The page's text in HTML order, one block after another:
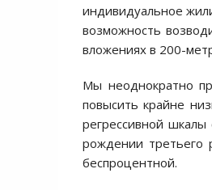
индивидуальное
возможность
вложениях в 200-
Мы неоднократно
повысить крайне
регрессивной
рождении третьего
беспроцентной.